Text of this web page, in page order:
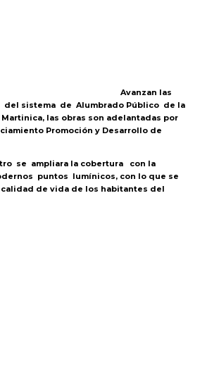
Avanzan las
sistema de Alumbrado Público de la
las obras son adelantadas por
Promoción y Desarrollo de
se ampliara la cobertura con la
puntos lumínicos, con lo que se
de vida de los habitantes del